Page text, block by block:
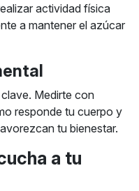
actividad física
a mantener el azúcar
Medirte con
responde tu cuerpo y
tu bienestar.
a tu